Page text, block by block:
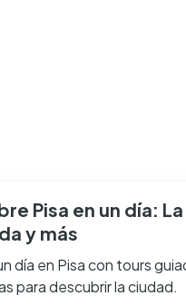
Pisa en un día:
y más
día en Pisa con tours
para descubrir la ciudad.